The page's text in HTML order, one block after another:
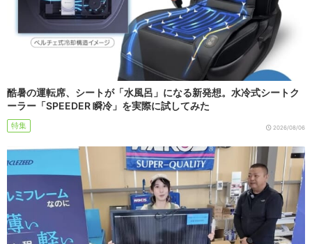
酷暑の運転席、シートが「水風呂」になる新発想。水冷式シートク
ーラー「SPEEDER 瞬冷」を実際に試してみた
特集 2026/08/06